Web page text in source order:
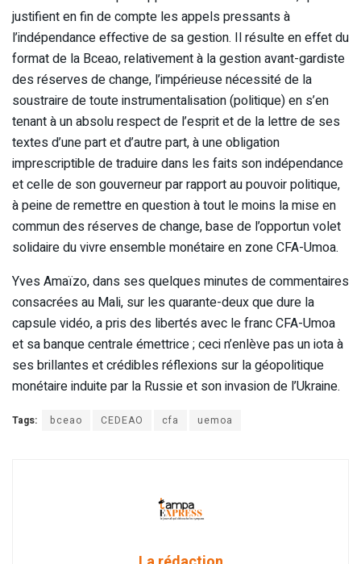
justifient en fin de compte les appels pressants à
l’indépendance effective de sa gestion. Il résulte en effet du
format de la Bceao, relativement à la gestion avant-gardiste
des réserves de change, l’impérieuse nécessité de la
soustraire de toute instrumentalisation (politique) en s’en
tenant à un absolu respect de l’esprit et de la lettre de ses
textes d’une part et d’autre part, à une obligation
imprescriptible de traduire dans les faits son indépendance
et celle de son gouverneur par rapport au pouvoir politique,
à peine de remettre en question à tout le moins la mise en
commun des réserves de change, base de l’opportun volet
solidaire du vivre ensemble monétaire en zone CFA-Umoa.
Yves Amaïzo, dans ses quelques minutes de commentaires
consacrées au Mali, sur les quarante-deux que dure la
capsule vidéo, a pris des libertés avec le franc CFA-Umoa
et sa banque centrale émettrice ; ceci n’enlève pas un iota à
ses brillantes et crédibles réflexions sur la géopolitique
monétaire induite par la Russie et son invasion de l’Ukraine.
Tags: bceao CEDEAO cfa uemoa